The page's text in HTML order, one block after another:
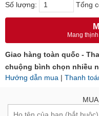
Số lượng: Tổng
Mang
Giao hàng toàn quốc -
chuộng bình chọn nhiều
Hướng dẫn mua | Thanh